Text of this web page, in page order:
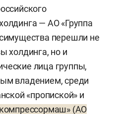
— АО «Группа
перешли не
холдинга, но и
лица группы,
владением, среди
«пропиской» и
(АО